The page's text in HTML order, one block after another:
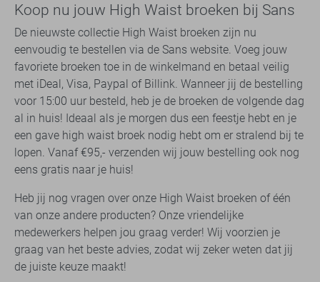
Koop nu jouw High Waist broeken bij Sans
De nieuwste collectie High Waist broeken zijn nu
eenvoudig te bestellen via de Sans website. Voeg jouw
favoriete broeken toe in de winkelmand en betaal veilig
met iDeal, Visa, Paypal of Billink. Wanneer jij de bestelling
voor 15:00 uur besteld, heb je de broeken de volgende dag
al in huis! Ideaal als je morgen dus een feestje hebt en je
een gave high waist broek nodig hebt om er stralend bij te
lopen. Vanaf €95,- verzenden wij jouw bestelling ook nog
eens gratis naar je huis!
Heb jij nog vragen over onze High Waist broeken of één
van onze andere producten? Onze vriendelijke
medewerkers helpen jou graag verder! Wij voorzien je
graag van het beste advies, zodat wij zeker weten dat jij
de juiste keuze maakt!